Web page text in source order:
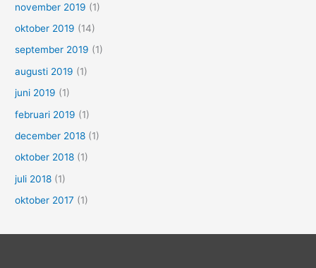
november 2019 (1)
oktober 2019 (14)
september 2019 (1)
augusti 2019 (1)
juni 2019 (1)
februari 2019 (1)
december 2018 (1)
oktober 2018 (1)
juli 2018 (1)
oktober 2017 (1)